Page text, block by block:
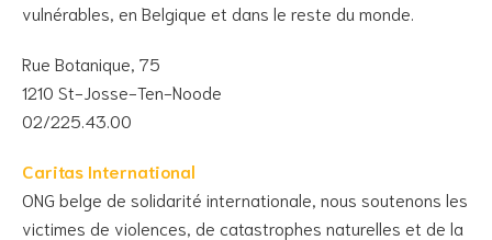
vulnérables, en Belgique et dans le reste du monde.
Rue Botanique, 75
1210 St-Josse-Ten-Noode
02/225.43.00
Caritas International
ONG belge de solidarité internationale, nous soutenons les
victimes de violences, de catastrophes naturelles et de la